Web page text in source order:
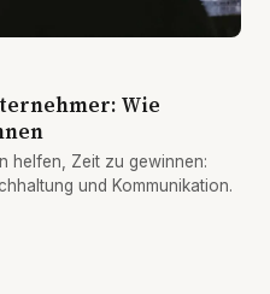
Wie
helfen, Zeit zu gewinnen:
und Kommunikation.